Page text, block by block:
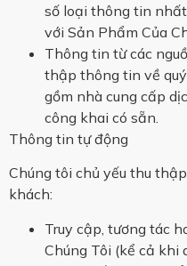
số loại thông tin
với Sản Phẩm Của
Thông tin từ các
thập thông tin về
gồm nhà cung cấp
công khai có sẵn.
Thông tin tự động
Chúng tôi chủ yếu thu
khách:
Truy cập, tương tác
Chúng Tôi (kể cả khi